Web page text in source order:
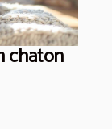
chaton